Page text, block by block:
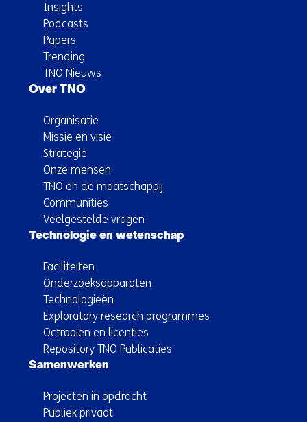
Insights
Podcasts
Papers
Trending
TNO Nieuws
Over TNO
Organisatie
Missie en visie
Strategie
Onze mensen
TNO en de maatschappij
Communities
Veelgestelde vragen
Technologie en wetenschap
Faciliteiten
Onderzoeksapparaten
Technologieën
Exploratory research programmes
Octrooien en licenties
Repository TNO Publicaties
Samenwerken
Projecten in opdracht
Publiek privaat